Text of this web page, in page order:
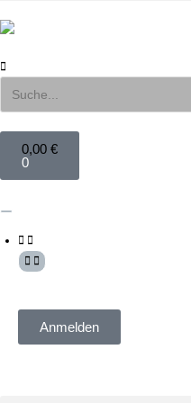
0,00 €
0
Anmelden